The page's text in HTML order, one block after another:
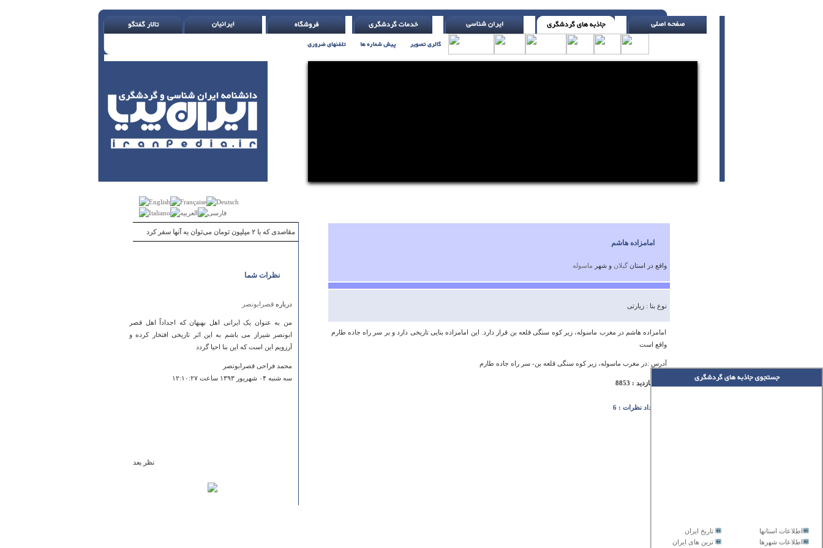
تاریخ ایران
اطلاعات استانها
ترین های ایران
اطلاعات شهرها
مقاصدی که با ۲ میلیون تومان می‌توان به آنها سفر کرد
نظرات شما
درباره قصرابونصر
من به عنوان یک ایرانی اهل بهبهان که اجداداً اهل قصر
ابونصر شیراز می باشم به این اثر تاریخی افتخار کرده و
آرزویم این است که این بنا احیا گردد
محمد فراحی قصرابونصر
سه شنبه ۰۴ شهريور ۱۳۹۳ ساعت ۱۲:۱۰:۲۷
به نظر من ماهیدشت و به طور کلی استان کرمانشاه به اون
نظر بعد
امامزاده هاشم
واقع در استانگيلان و شهر ماسوله
نوع بنا : زیارتی
امامزاده هاشم در مغرب ماسوله، زیر کوه سنگی قلعه بن قرار دارد. این امامزاده بنایی تاریخی دارد و بر سر راه جاده طارم
واقع است
آدرس :در مغرب ماسوله، زیر کوه سنگی قلعه بن- سر راه جاده طارم
تعداد بازدید : 8853
تعداد نظرات : 6